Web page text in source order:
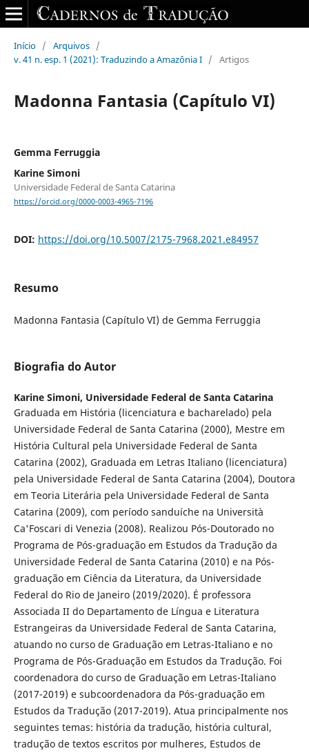
Início / Arquivos /
v. 41 n. esp. 1 (2021): Traduzindo a Amazônia I / Artigos
Madonna Fantasia (Capítulo VI)
Gemma Ferruggia
Karine Simoni
Universidade Federal de Santa Catarina
https://orcid.org/0000-0003-4965-7196
DOI: https://doi.org/10.5007/2175-7968.2021.e84957
Resumo
Madonna Fantasia (Capítulo VI) de Gemma Ferruggia
Biografia do Autor
Karine Simoni, Universidade Federal de Santa Catarina
Graduada em História (licenciatura e bacharelado) pela
Universidade Federal de Santa Catarina (2000), Mestre em
História Cultural pela Universidade Federal de Santa
Catarina (2002), Graduada em Letras Italiano (licenciatura)
pela Universidade Federal de Santa Catarina (2004), Doutora
em Teoria Literária pela Universidade Federal de Santa
Catarina (2009), com período sanduíche na Università
Ca'Foscari di Venezia (2008). Realizou Pós-Doutorado no
Programa de Pós-graduação em Estudos da Tradução da
Universidade Federal de Santa Catarina (2010) e na Pós-
graduação em Ciência da Literatura, da Universidade
Federal do Rio de Janeiro (2019/2020). É professora
Associada II do Departamento de Língua e Literatura
Estrangeiras da Universidade Federal de Santa Catarina,
atuando no curso de Graduação em Letras-Italiano e no
Programa de Pós-Graduação em Estudos da Tradução. Foi
coordenadora do curso de Graduação em Letras-Italiano
(2017-2019) e subcoordenadora da Pós-graduação em
Estudos da Tradução (2017-2019). Atua principalmente nos
seguintes temas: história da tradução, história cultural,
tradução de textos escritos por mulheres, Estudos de